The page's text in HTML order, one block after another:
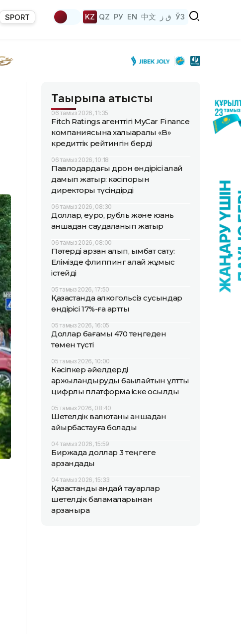
SPORT KZ QZ РУ EN 中文 ق ز ЎЗ
Тақырыпқа қатысты
06 тамыз 2026, 11:35
Fitch Ratings агенттігі MyCar Finance
компаниясына халықаралық «B»
кредиттік рейтингін берді
06 тамыз 2026, 10:18
Павлодардағы дрон өндірісі қалай
дамып жатыр: кәсіпорын
директоры түсіндірді
06 тамыз 2026, 08:30
Доллар, еуро, рубль және юань
қаншадан саудаланып жатыр
06 тамыз 2026, 08:00
Пәтерді арзан алып, қымбат сату:
Елімізде флиппинг қалай жұмыс
істейді
05 тамыз 2026, 17:50
Қазақстанда алкогольсіз сусындар
өндірісі 17%-ға артты
05 тамыз 2026, 16:05
Доллар бағамы 470 теңгеден
төмен түсті
05 тамыз 2026, 10:00
Кәсіпкер әйелдерді
қаржыландыруды бақылайтын ұлттық
цифрлық платформа іске қосылды
05 тамыз 2026, 08:40
Шетелдік валютаны қаншадан
айырбастауға болады
04 тамыз 2026, 15:59
Биржада доллар 3 теңгеге
арзандады
04 тамыз 2026, 15:33
Қазақстандық қандай тауарлар
шетелдік баламаларынан
арзанырақ